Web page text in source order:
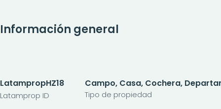
Información general
LatampropHZ18
Latamprop ID
Campo, Casa, Cochera,
Tipo de propiedad